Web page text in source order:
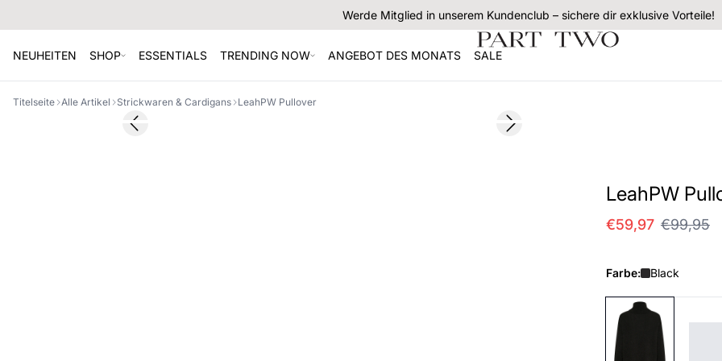
Werde Mitglied in unserem Kundenclub – sichere dir exklusive Vorteile!
NEUHEITEN SHOP ESSENTIALS TRENDING NOW ANGEBOT DES MONATS SALE
Titelseite Alle Artikel Strickwaren & Cardigans LeahPW Pullover
SALEPrevious slide Next slide
LeahPW
€59,97 €99,95
Farbe: Black